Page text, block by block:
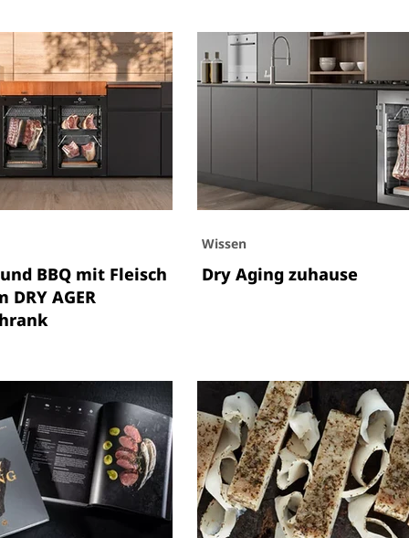
BBQ mit Fleisch
DRY AGER
Dry Aging zuhause
Wissen